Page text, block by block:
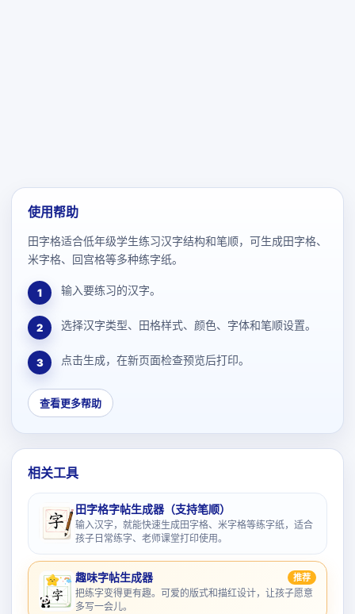
使用帮助
田字格适合低年级学生练习汉字结构和笔顺，可生成田字格、
米字格、回宫格等多种练字纸。
1 输入要练习的汉字。
2 选择汉字类型、田格样式、颜色、字体和笔顺设置。
3 点击生成，在新页面检查预览后打印。
查看更多帮助
相关工具
田字格字帖生成器（支持笔顺）
输入汉字，就能快速生成田字格、米字格等练字纸，适合
孩子日常练字、老师课堂打印使用。
趣味字帖生成器 推荐
把练字变得更有趣。可爱的版式和描红设计，让孩子愿意
多写一会儿。